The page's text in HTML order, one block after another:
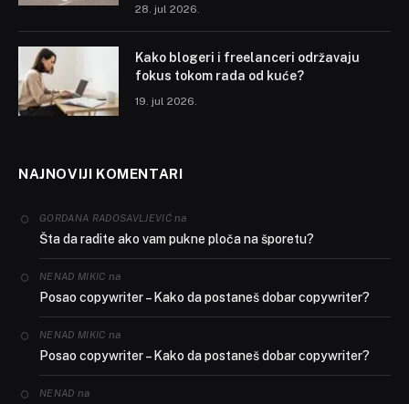
28. jul 2026.
Kako blogeri i freelanceri održavaju
fokus tokom rada od kuće?
19. jul 2026.
NAJNOVIJI KOMENTARI
GORDANA RADOSAVLJEVIĆna
Šta da radite ako vam pukne ploča na šporetu?
NENAD MIKIC na
Posao copywriter – Kako da postaneš dobar copywriter?
NENAD MIKIC na
Posao copywriter – Kako da postaneš dobar copywriter?
NENAD na